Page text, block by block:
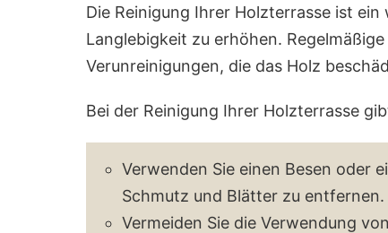
Die Reinigung Ihrer Holzterrasse ist
Langlebigkeit zu erhöhen.
Verunreinigungen, die das Holz
Bei der Reinigung Ihrer Holzterrasse
Verwenden Sie einen Besen oder
Schmutz und Blätter zu entfernen.
Vermeiden Sie die Verwendung